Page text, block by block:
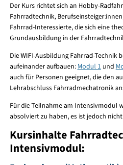
Der Kurs richtet sich an Hobby-
Fahrradtechnik,
Fahrrad-Interessierte, die sich eine
Grundausbildung in der
Die WIFI-Ausbildung Fahrrad-Technik
aufeinander aufbauen: Modul 1und
auch für Personen geeignet, die den
Lehrabschluss Fahrradmechatronik
Für die Teilnahme am Intensivmodul
absolviert zu haben, es ist jedoch
Kursinhalte
Intensivmodul: